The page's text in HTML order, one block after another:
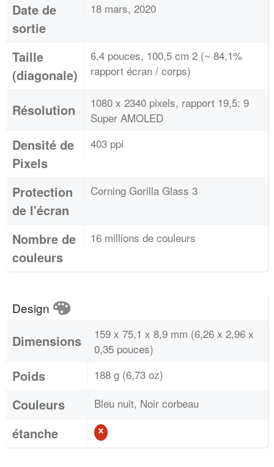
Date de
sortie
18 mars, 2020
Taille
(diagonale)
6,4 pouces, 100,5 cm 2 (~ 84,1%
rapport écran / corps)
Résolution
1080 x 2340 pixels, rapport 19,5: 9
Super AMOLED
Densité de
Pixels
403 ppi
Protection
de l'écran
Corning Gorilla Glass 3
Nombre de
couleurs
16 millions de couleurs
Design
Dimensions
159 x 75,1 x 8,9 mm (6,26 x 2,96 x
0,35 pouces)
Poids 188 g (6,73 oz)
Couleurs Bleu nuit, Noir corbeau
étanche